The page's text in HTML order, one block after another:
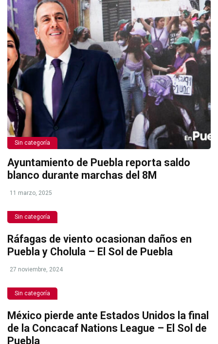
Sin categoría
Ayuntamiento de Puebla reporta saldo
blanco durante marchas del 8M
11 marzo, 2025
Sin categoría
Ráfagas de viento ocasionan daños en
Puebla y Cholula – El Sol de Puebla
27 noviembre, 2024
Sin categoría
México pierde ante Estados Unidos la final
de la Concacaf Nations League – El Sol de
Puebla